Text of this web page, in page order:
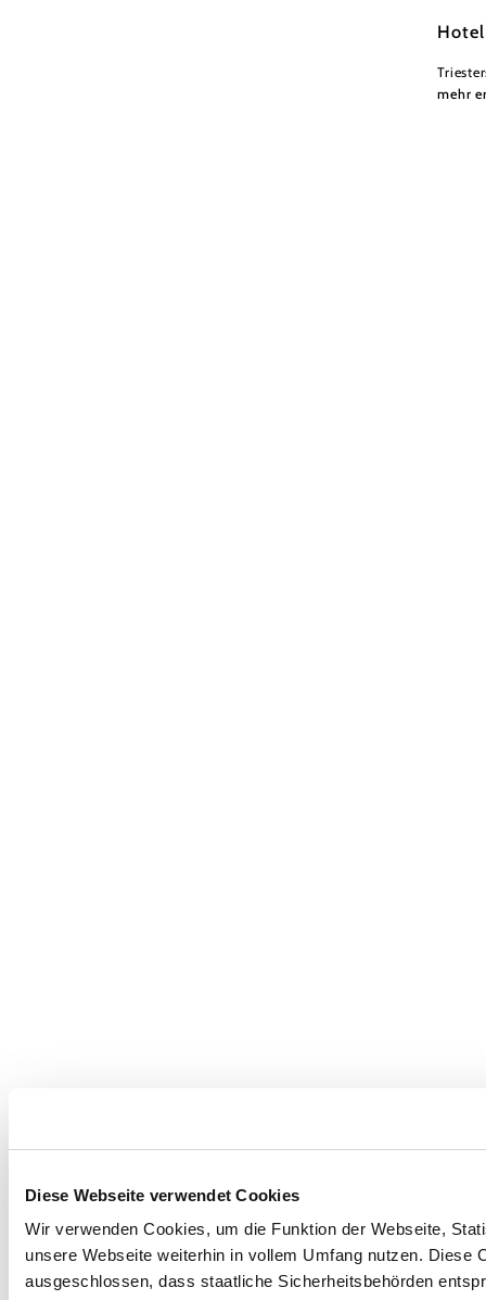
Diese Webseite verwendet Cookies
Wir verwenden Cookies, um die Funktion der Webseite,
unsere Webseite weiterhin in vollem Umfang nutzen.
ausgeschlossen, dass staatliche Sicherheitsbehörden
mehr